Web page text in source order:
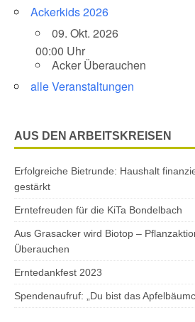
Ackerkids 2026
09. Okt. 2026
00:00 Uhr
Acker Überauchen
alle Veranstaltungen
AUS DEN ARBEITSKREISEN
Erfolgreiche Bietrunde: Haushalt
gestärkt
Erntefreuden für die KiTa Bondelbach
Aus Grasacker wird Biotop –
Überauchen
Erntedankfest 2023
Spendenaufruf: „Du bist das